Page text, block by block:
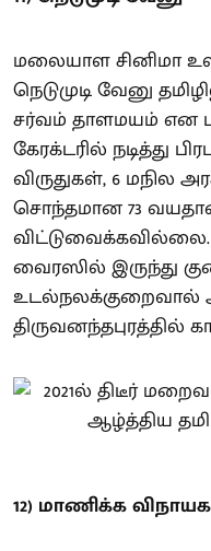
மலையாள சினிமா
நெடுமுடி வேனு
சர்வம் தாளமயம் என
கேரக்டரில் நடித்து
விருதுகள், 6 மநில
சொந்தமான 73
விட்டுவைக்கவில்லை.
வைரஸில் இருந்து
உடல்நலக்குறைவால்
திருவனந்தபுரத்தில்
12) மாணிக்க